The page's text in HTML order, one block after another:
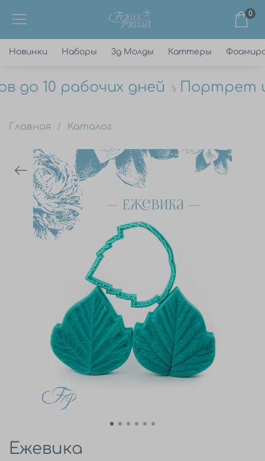
0
Новинки Наборы 3д Молды Каттеры
10 рабочих дней Портрет
Главная Каталог
Ежевика